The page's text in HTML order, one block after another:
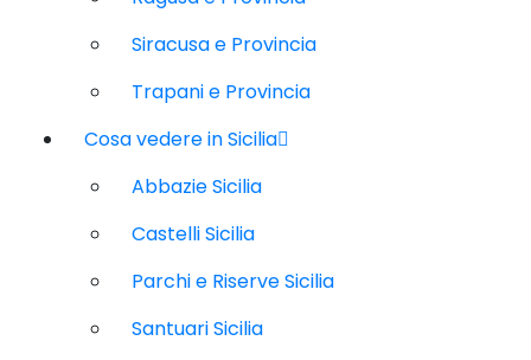
Siracusa e Provincia
Trapani e Provincia
Cosa vedere in Sicilia
Abbazie Sicilia
Castelli Sicilia
Parchi e Riserve Sicilia
Santuari Sicilia